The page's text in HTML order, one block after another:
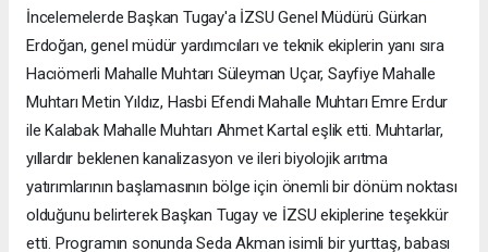
İncelemelerde Başkan Tugay'a İZSU Genel Müdürü Gürkan
Erdoğan, genel müdür yardımcıları ve teknik ekiplerin yanı sıra
Hacıömerli Mahalle Muhtarı Süleyman Uçar, Sayfiye Mahalle
Muhtarı Metin Yıldız, Hasbi Efendi Mahalle Muhtarı Emre Erdur
ile Kalabak Mahalle Muhtarı Ahmet Kartal eşlik etti. Muhtarlar,
yıllardır beklenen kanalizasyon ve ileri biyolojik arıtma
yatırımlarının başlamasının bölge için önemli bir dönüm noktası
olduğunu belirterek Başkan Tugay ve İZSU ekiplerine teşekkür
etti. Programın sonunda Seda Akman isimli bir yurttaş, babası